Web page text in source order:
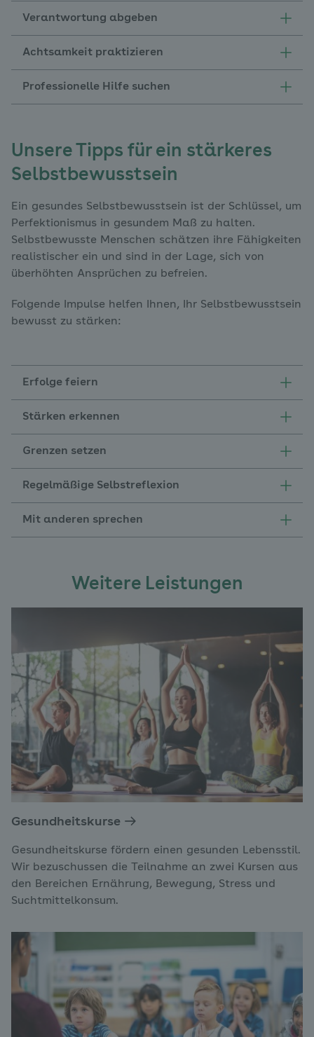
Verantwortung abgeben
Achtsamkeit praktizieren
Professionelle Hilfe suchen
Unsere Tipps für ein stärkeres
Selbstbewusstsein
Ein gesundes Selbstbewusstsein ist der Schlüssel, um
Perfektionismus in gesundem Maß zu halten.
Selbstbewusste Menschen schätzen ihre Fähigkeiten
realistischer ein und sind in der Lage, sich von
überhöhten Ansprüchen zu befreien.
Folgende Impulse helfen Ihnen, Ihr Selbstbewusstsein
bewusst zu stärken:
Erfolge feiern
Stärken erkennen
Grenzen setzen
Regelmäßige Selbstreflexion
Mit anderen sprechen
Weitere Leistungen
Gesundheitskurse
Gesundheitskurse fördern einen gesunden Lebensstil.
Wir bezuschussen die Teilnahme an zwei Kursen aus
den Bereichen Ernährung, Bewegung, Stress und
Suchtmittelkonsum.